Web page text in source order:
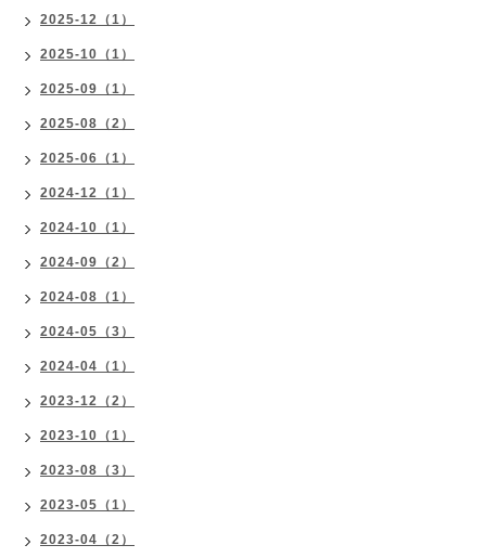
2025-12（1）
2025-10（1）
2025-09（1）
2025-08（2）
2025-06（1）
2024-12（1）
2024-10（1）
2024-09（2）
2024-08（1）
2024-05（3）
2024-04（1）
2023-12（2）
2023-10（1）
2023-08（3）
2023-05（1）
2023-04（2）